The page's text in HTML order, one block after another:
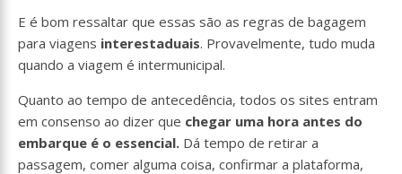
E é bom ressaltar que essas são as regras de bagagem
para viagens interestaduais. Provavelmente, tudo muda
quando a viagem é intermunicipal.
Quanto ao tempo de antecedência, todos os sites entram
em consenso ao dizer que chegar uma hora antes do
embarque é o essencial. Dá tempo de retirar a
passagem, comer alguma coisa, confirmar a plataforma,